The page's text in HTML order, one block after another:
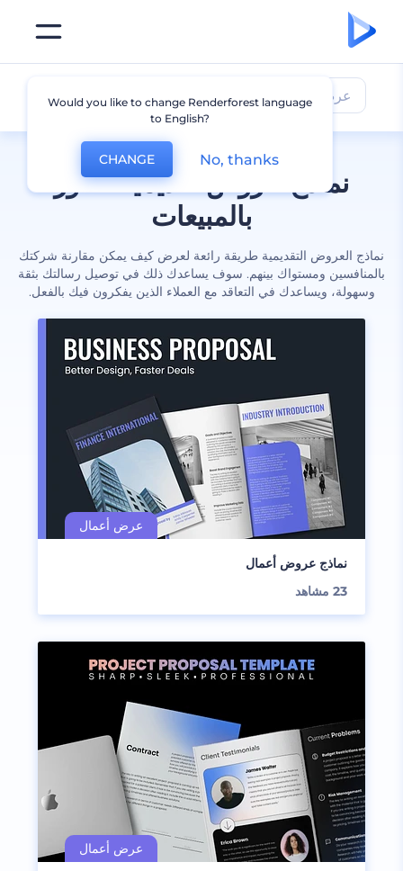
نماذج عروض تقديمية للفوز
بالمبيعات
نماذج العروض التقديمية طريقة رائعة لعرض كيف يمكن مقارنة شركتك
بالمنافسين ومستواك بينهم. سوف يساعدك ذلك في توصيل رسالتك بثقة
وسهولة، ويساعدك في التعاقد مع العملاء الذين يفكرون فيك بالفعل.
عرض
نماذج عروض أعمال
23 مشاهد
Would you like to change Renderforest language
to English?
CHANGE No, thanks